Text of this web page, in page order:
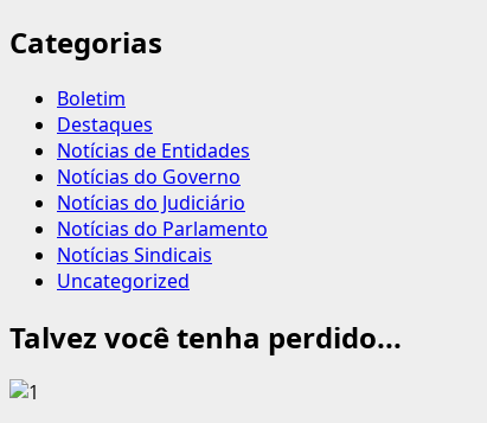
Categorias
Boletim
Destaques
Notícias de Entidades
Notícias do Governo
Notícias do Judiciário
Notícias do Parlamento
Notícias Sindicais
Uncategorized
Talvez você tenha perdido...